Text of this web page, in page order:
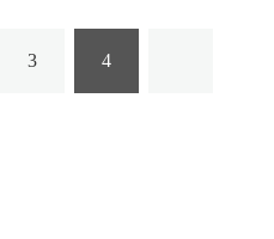
3 4